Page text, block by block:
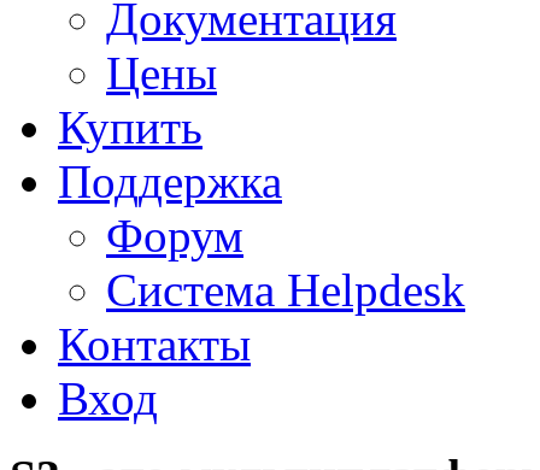
Документация
Цены
Купить
Поддержка
Форум
Система Helpdesk
Контакты
Вход